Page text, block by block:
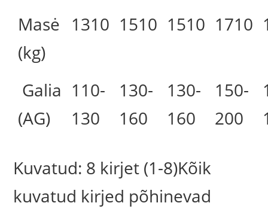
Masė
(kg)
1310 1510 1510 1710
Galia
(AG)
110-
130
130-
160
130-
160
150-
200
Kuvatud: 8 kirjet (1-8)Kõik
kuvatud kirjed põhinevad